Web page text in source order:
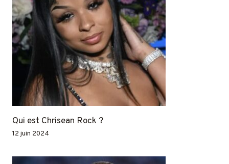
Qui est Chrisean Rock ?
12 juin 2024